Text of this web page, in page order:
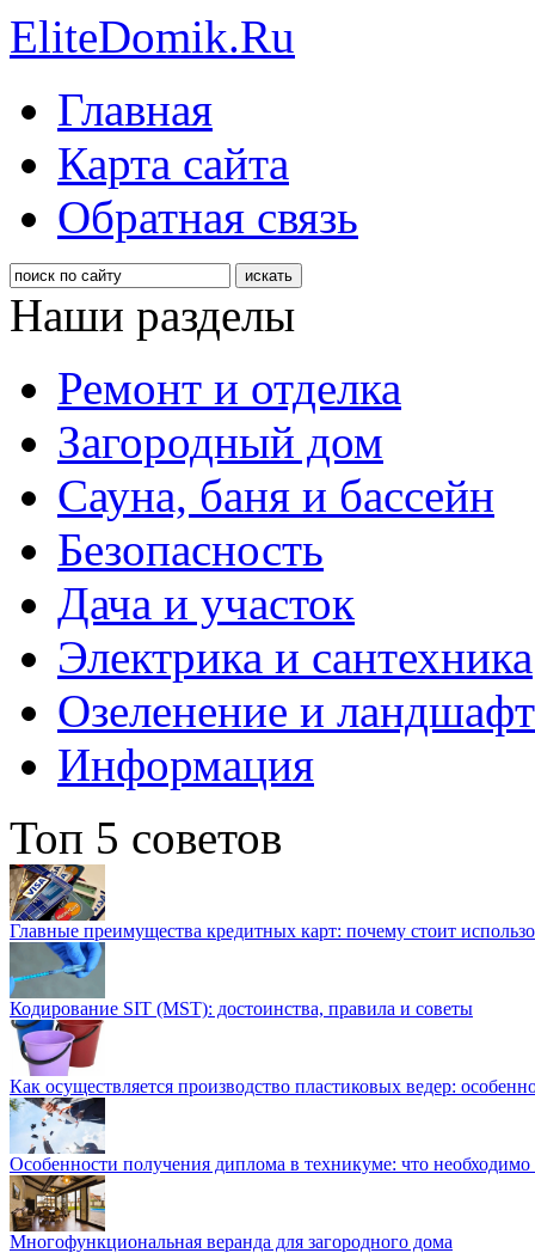
EliteDomik.Ru
Главная
Карта сайта
Обратная связь
Наши разделы
Ремонт и отделка
Загородный дом
Сауна, баня и бассейн
Безопасность
Дача и участок
Электрика и сантехника
Озеленение и
Информация
Топ 5 советов
Главные преимущества кредитных карт: почему стоит
Кодирование SIT (MST): достоинства, правила и советы
Как осуществляется производство пластиковых ведер:
Особенности получения диплома в техникуме: что необходимо
Многофункциональная веранда для загородного дома